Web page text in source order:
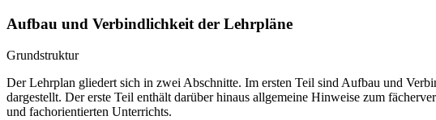
Aufbau und Verbindlichkeit der Lehrpläne
Grundstruktur
Der Lehrplan gliedert sich in zwei Abschnitte. Im ersten Teil sind Aufbau und
dargestellt. Der erste Teil enthält darüber hinaus allgemeine Hinweise zum
und fachorientierten Unterrichts.